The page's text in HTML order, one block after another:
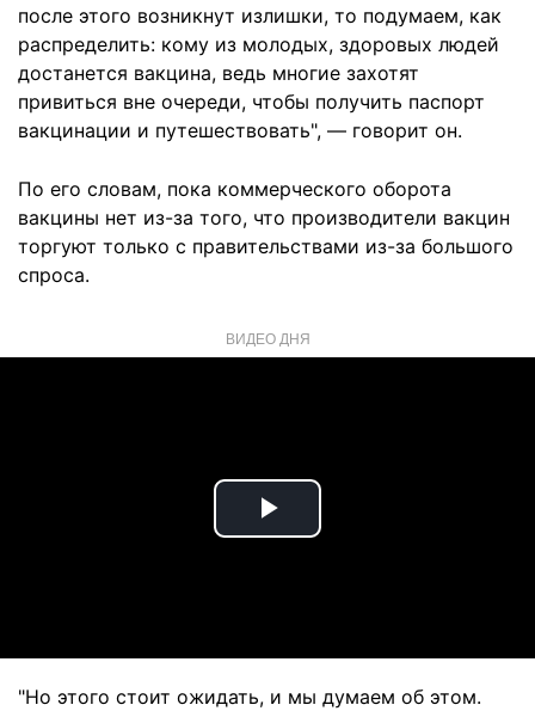
после этого возникнут излишки, то подумаем, как
распределить: кому из молодых, здоровых людей
достанется вакцина, ведь многие захотят
привиться вне очереди, чтобы получить паспорт
вакцинации и путешествовать", — говорит он.
По его словам, пока коммерческого оборота
вакцины нет из-за того, что производители вакцин
торгуют только с правительствами из-за большого
спроса.
ВИДЕО ДНЯ
Play
"Но этого стоит ожидать, и мы думаем об этом.